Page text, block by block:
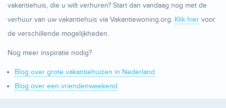
vakantiehuis, die u wilt verhuren? Start dan vandaag nog met de
verhuur van uw vakantiehuis via Vakantiewoning.org. Klik hier voor
de verschillende mogelijkheden.
Nog meer inspiratie nodig?
Blog over grote vakantiehuizen in Nederland
Blog over een vriendenweekend